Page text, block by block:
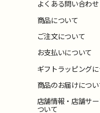
よくある問い合わせ
商品について
ご注文について
お支払いについて
ギフトラッピング
商品のお届けにつ
店舗情報・店舗サ
ついて